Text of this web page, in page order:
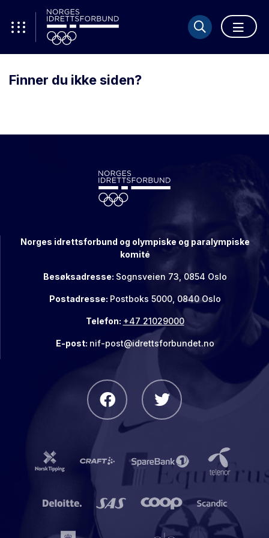
Finner du ikke siden?
Norges idrettsforbund og olympiske og paralympiske
komité
Besøksadresse: Sognsveien 73, 0854 Oslo
Postadresse: Postboks 5000, 0840 Oslo
Telefon: +47 21029000
E-post: nif-post@idrettsforbundet.no